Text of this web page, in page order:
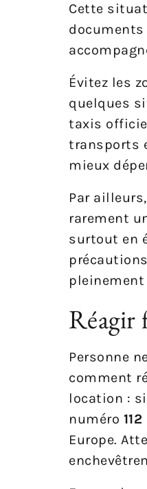
Cette
documents
Évitez les
quelques
taxis
transports
mieux
Par
rarement
surtout en
pleinement
Réagir
Personne
comment
location :
numéro 112
Europe.